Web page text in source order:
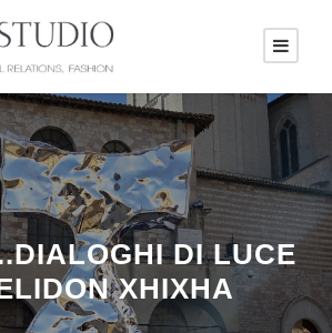
DI LUCE
XHIXHA